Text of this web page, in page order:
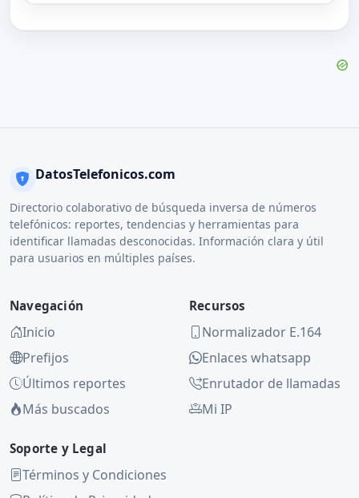
DatosTelefonicos.com
Directorio colaborativo de búsqueda inversa de números
telefónicos: reportes, tendencias y herramientas para
identificar llamadas desconocidas. Información clara y útil
para usuarios en múltiples países.
Navegación
Inicio
Prefijos
Últimos reportes
Más buscados
Recursos
Normalizador E.164
Enlaces whatsapp
Enrutador de llamadas
Mi IP
Soporte y Legal
Términos y Condiciones